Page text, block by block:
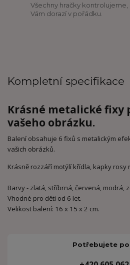
Všechny hračky
Vám dorazí v pořádku.
Kompletní specifikace
Krásné metalické fixy
vašeho obrázku.
Balení obsahuje 6 fixů s metalickým
vašich obrázků.
Krásně rozzáří motýlí křídla, kapky rosy
Barvy - zlatá, stříbrná, červená, modrá,
Vhodné pro děti od 6 let.
Velikost balení: 16 x 15 x 2 cm.
Potřebujete